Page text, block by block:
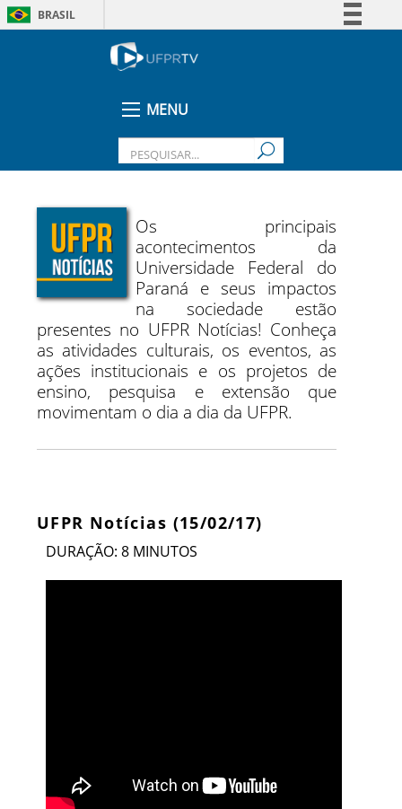
BRASIL
Legislação
MENU
Os principais
acontecimentos da
Universidade Federal do
Paraná e seus impactos
na sociedade estão
presentes no UFPR Notícias! Conheça
as atividades culturais, os eventos, as
ações institucionais e os projetos de
ensino, pesquisa e extensão que
movimentam o dia a dia da UFPR.
UFPR Notícias (15/02/17)
DURAÇÃO: 8 MINUTOS